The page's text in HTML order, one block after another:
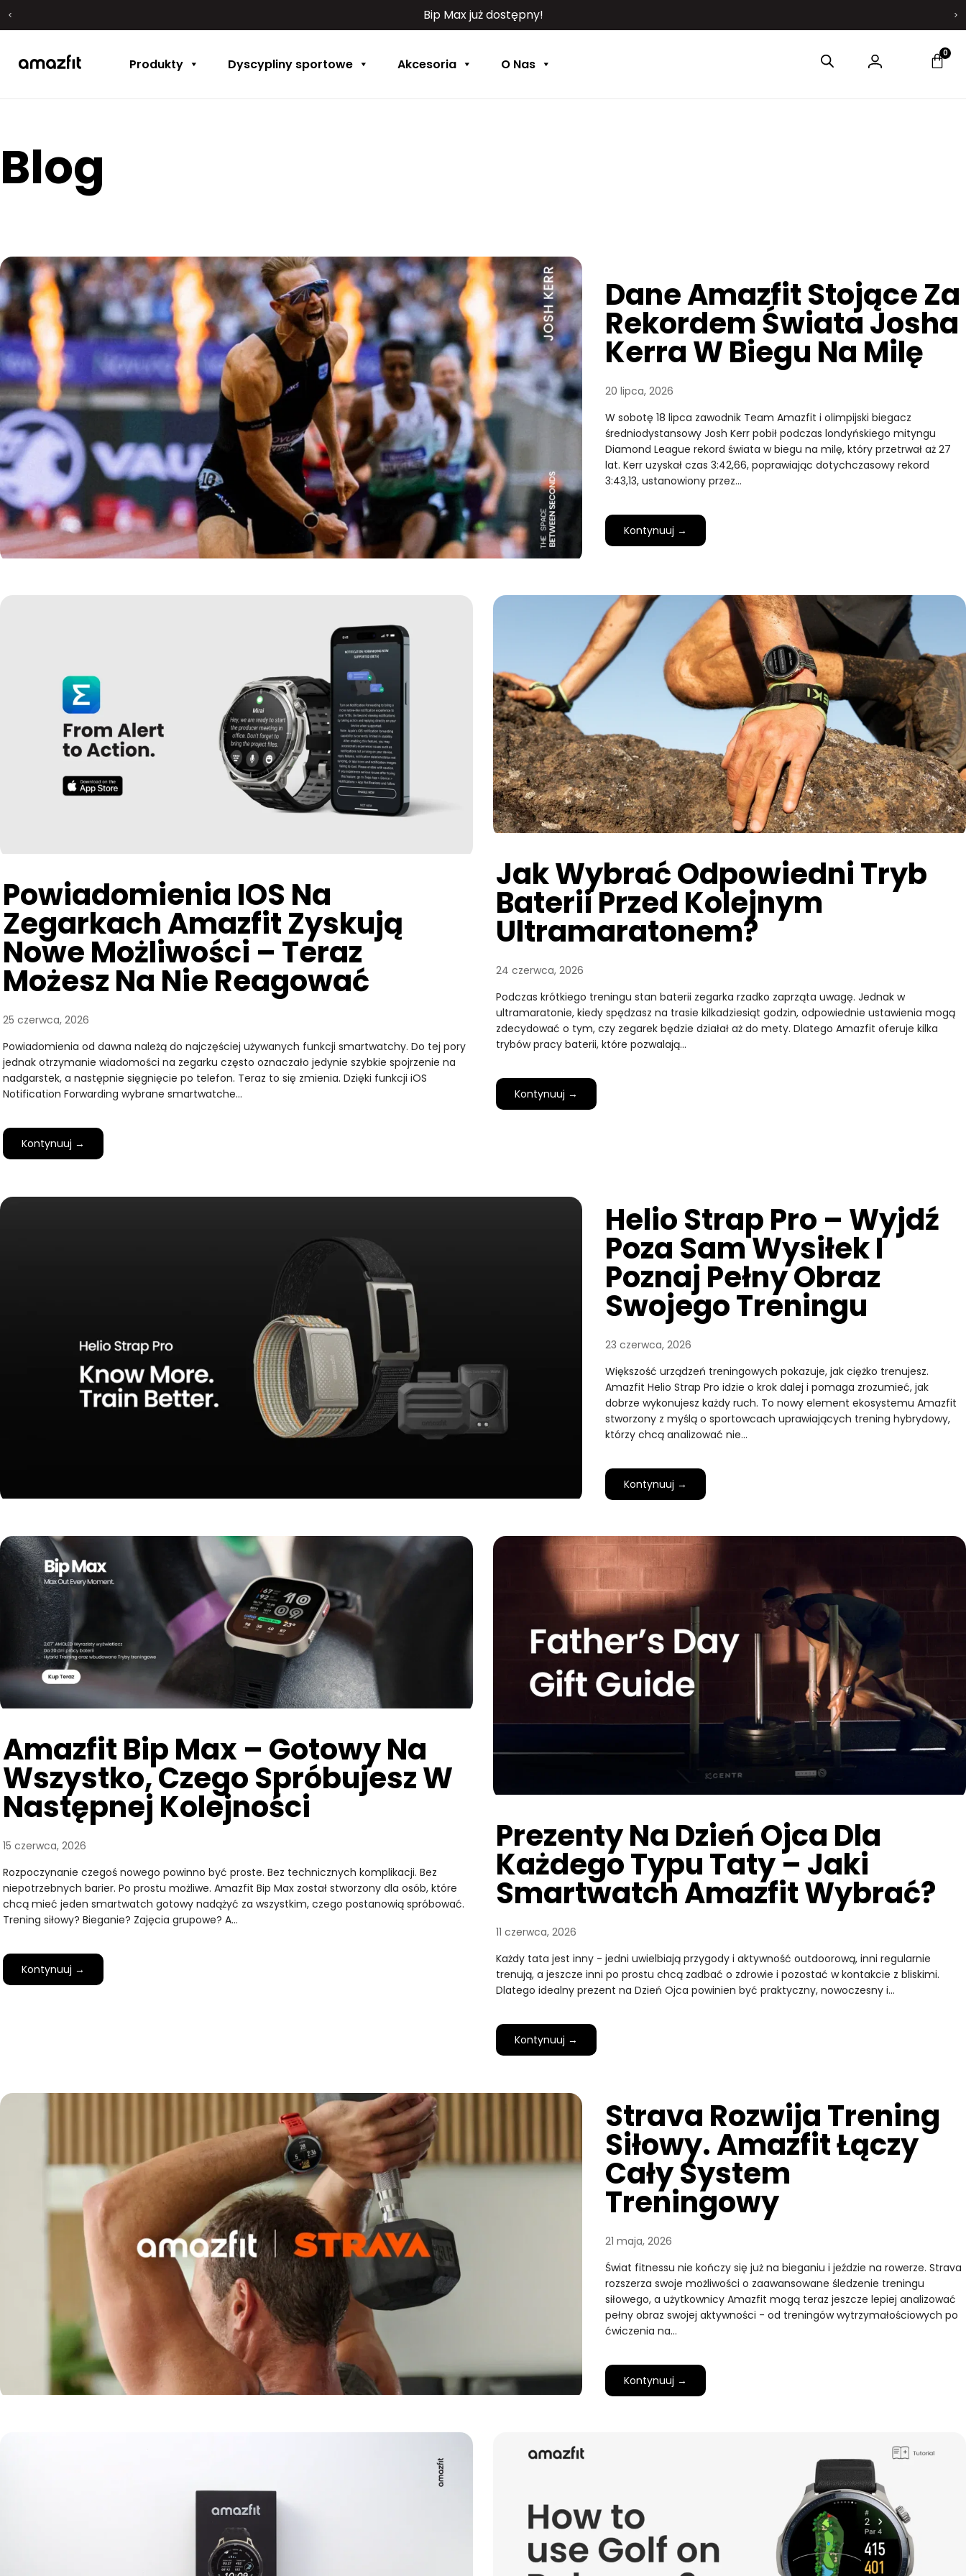
Bip Max już dostępny!
Produkty Dyscypliny sportowe Akcesoria O Nas
0
Blog
Dane Amazfit Stojące Za
Rekordem Świata Josha
Kerra W Biegu Na Milę
20 lipca, 2026
W sobotę 18 lipca zawodnik Team Amazfit i olimpijski biegacz
średniodystansowy Josh Kerr pobił podczas londyńskiego mityngu
Diamond League rekord świata w biegu na milę, który przetrwał aż 27
lat. Kerr uzyskał czas 3:42,66, poprawiając dotychczasowy rekord
3:43,13, ustanowiony przez…
Kontynuuj →
Powiadomienia IOS Na
Zegarkach Amazfit Zyskują
Nowe Możliwości – Teraz
Możesz Na Nie Reagować
25 czerwca, 2026
Powiadomienia od dawna należą do najczęściej używanych funkcji smartwatchy. Do tej pory
jednak otrzymanie wiadomości na zegarku często oznaczało jedynie szybkie spojrzenie na
nadgarstek, a następnie sięgnięcie po telefon. Teraz to się zmienia. Dzięki funkcji iOS
Notification Forwarding wybrane smartwatche…
Kontynuuj →
Jak Wybrać Odpowiedni Tryb
Baterii Przed Kolejnym
Ultramaratonem?
24 czerwca, 2026
Podczas krótkiego treningu stan baterii zegarka rzadko zaprząta uwagę. Jednak w
ultramaratonie, kiedy spędzasz na trasie kilkadziesiąt godzin, odpowiednie ustawienia mogą
zdecydować o tym, czy zegarek będzie działał aż do mety. Dlatego Amazfit oferuje kilka
trybów pracy baterii, które pozwalają…
Kontynuuj →
Helio Strap Pro – Wyjdź
Poza Sam Wysiłek I
Poznaj Pełny Obraz
Swojego Treningu
23 czerwca, 2026
Większość urządzeń treningowych pokazuje, jak ciężko trenujesz.
Amazfit Helio Strap Pro idzie o krok dalej i pomaga zrozumieć, jak
dobrze wykonujesz każdy ruch. To nowy element ekosystemu Amazfit
stworzony z myślą o sportowcach uprawiających trening hybrydowy,
którzy chcą analizować nie…
Kontynuuj →
Amazfit Bip Max – Gotowy Na
Wszystko, Czego Spróbujesz W
Następnej Kolejności
15 czerwca, 2026
Rozpoczynanie czegoś nowego powinno być proste. Bez technicznych komplikacji. Bez
niepotrzebnych barier. Po prostu możliwe. Amazfit Bip Max został stworzony dla osób, które
chcą mieć jeden smartwatch gotowy nadążyć za wszystkim, czego postanowią spróbować.
Trening siłowy? Bieganie? Zajęcia grupowe? A…
Kontynuuj →
Prezenty Na Dzień Ojca Dla
Każdego Typu Taty – Jaki
Smartwatch Amazfit Wybrać?
11 czerwca, 2026
Każdy tata jest inny - jedni uwielbiają przygody i aktywność outdoorową, inni regularnie
trenują, a jeszcze inni po prostu chcą zadbać o zdrowie i pozostać w kontakcie z bliskimi.
Dlatego idealny prezent na Dzień Ojca powinien być praktyczny, nowoczesny i…
Kontynuuj →
Strava Rozwija Trening
Siłowy. Amazfit Łączy
Cały System
Treningowy
21 maja, 2026
Świat fitnessu nie kończy się już na bieganiu i jeździe na rowerze. Strava
rozszerza swoje możliwości o zaawansowane śledzenie treningu
siłowego, a użytkownicy Amazfit mogą teraz jeszcze lepiej analizować
pełny obraz swojej aktywności - od treningów wytrzymałościowych po
ćwiczenia na…
Kontynuuj →